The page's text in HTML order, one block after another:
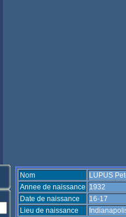
Nom
LUPUS
Annee de naissance 1932
Date de naissance
16-17
Lieu de naissance